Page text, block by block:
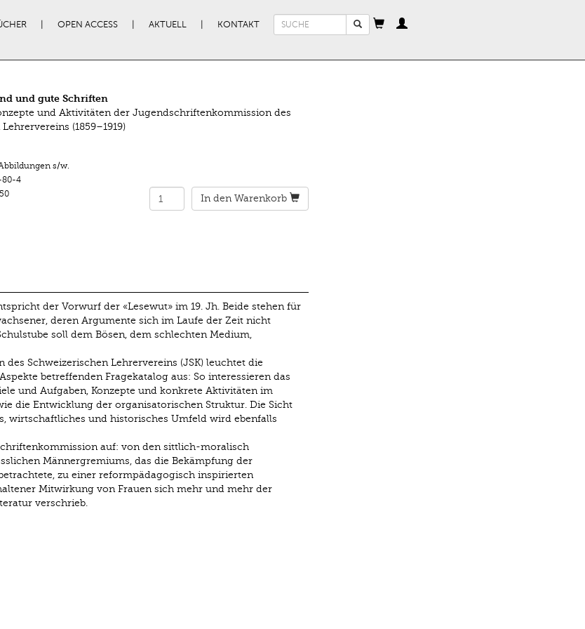
OPEN ACCESS AKTUELL KONTAKT
Suchformular
und gute Schriften
und Aktivitäten der Jugendschriftenkommission des
(1859–1919)
s/w.
80-4
In den Warenkorb
der Vorwurf der «Lesewut» im 19. Jh. Beide stehen für
deren Argumente sich im Laufe der Zeit nicht
soll dem Bösen, dem schlechten Medium,
Schweizerischen Lehrervereins (JSK) leuchtet die
betreffenden Fragekatalog aus: So interessieren das
und Aufgaben, Konzepte und konkrete Aktivitäten im
die Entwicklung der organisatorischen Struktur. Die Sicht
wirtschaftliches und historisches Umfeld wird ebenfalls
auf: von den sittlich-moralisch
Männergremiums, das die Bekämpfung der
zu einer reformpädagogisch inspirierten
Mitwirkung von Frauen sich mehr und mehr der
verschrieb.